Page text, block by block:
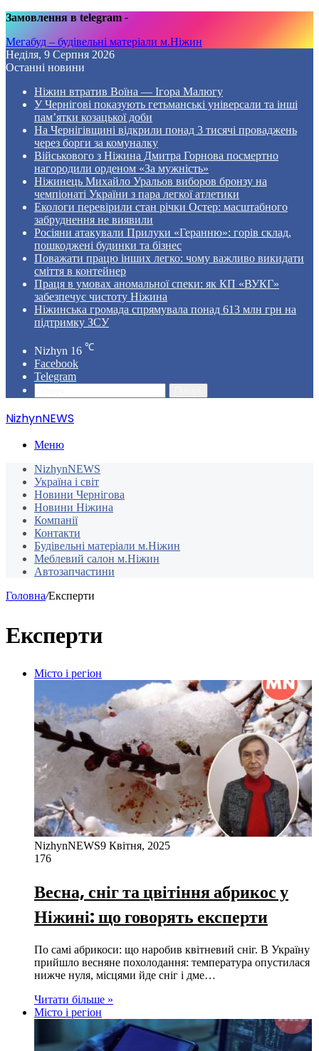
Замовлення в telegram -
Мегабуд – будівельні матеріали м.Ніжин
Неділя, 9 Серпня 2026
Останні новини
Ніжин втратив Воїна — Ігора Малюгу
У Чернігові показують гетьманські універсали та інші
пам’ятки козацької доби
На Чернігівщині відкрили понад 3 тисячі проваджень
через борги за комуналку
Військового з Ніжина Дмитра Горнова посмертно
нагородили орденом «За мужність»
Ніжинець Михайло Уральов виборов бронзу на
чемпіонаті України з пара легкої атлетики
Екологи перевірили стан річки Остер: масштабного
забруднення не виявили
Росіяни атакували Прилуки «Геранню»: горів склад,
пошкоджені будинки та бізнес
Поважати працю інших легко: чому важливо викидати
сміття в контейнер
Праця в умовах аномальної спеки: як КП «ВУКГ»
забезпечує чистоту Ніжина
Ніжинська громада спрямувала понад 613 млн грн на
підтримку ЗСУ
Nizhyn 16 ℃
Facebook
Telegram
NizhynNEWS
Меню
NizhynNEWS
Україна і світ
Новини Чернігова
Новини Ніжина
Компанії
Контакти
Будівельні матеріали м.Ніжин
Меблевий салон м.Ніжин
Автозапчастини
Головна/Експерти
Експерти
Місто і регіон
NizhynNEWS9 Квітня, 2025
176
Весна, сніг та цвітіння абрикос у
Ніжині: що говорять експерти
По самі абрикоси: що наробив квітневий сніг. В Україну
прийшло весняне похолодання: температура опустилася
нижче нуля, місцями йде сніг і дме…
Читати більше »
Місто і регіон